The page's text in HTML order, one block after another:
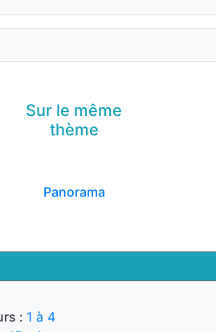
: 1 à 4
Sur le même
thème
Panorama